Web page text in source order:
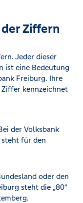
Ziffern
Jeder dieser
ist eine Bedeutung
Freiburg. Ihre
kennzeichnet
der Volksbank
steht für den
oder den
steht die „80“